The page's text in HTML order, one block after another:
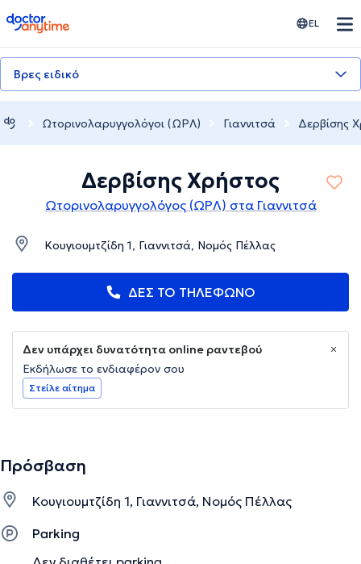
doctoranytime EL
Βρες ειδικό
Ωτορινολαρυγγολόγοι (ΩΡΛ) Γιαννιτσά Δερβίσης
Δερβίσης Χρήστος
Ωτορινολαρυγγολόγος (ΩΡΛ) στα Γιαννιτσά
Κουγιουμτζίδη 1, Γιαννιτσά, Νομός Πέλλας
ΔΕΣ ΤΟ ΤΗΛΕΦΩΝΟ
Δεν υπάρχει δυνατότητα online ραντεβού
Εκδήλωσε το ενδιαφέρον σου
Στείλε αίτημα
Πρόσβαση
Κουγιουμτζίδη 1, Γιαννιτσά, Νομός Πέλλας
Parking